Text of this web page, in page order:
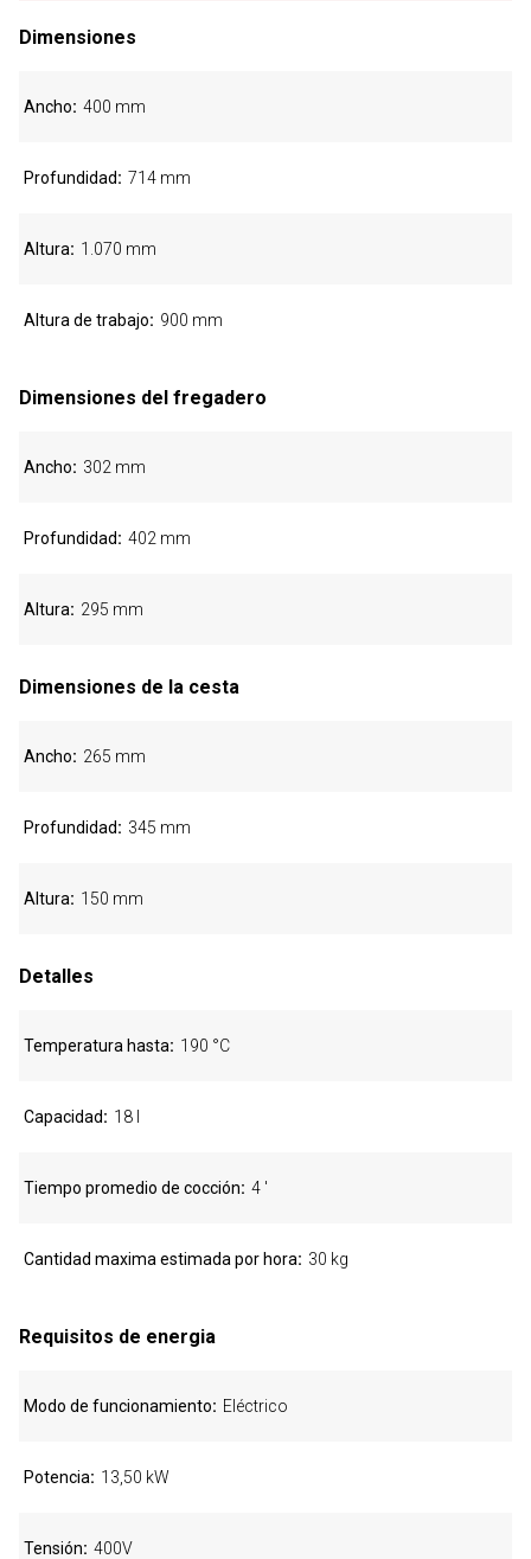
Dimensiones
Ancho 400 mm
Profundidad 714 mm
Altura 1.070 mm
Altura de trabajo 900 mm
Dimensiones del fregadero
Ancho 302 mm
Profundidad 402 mm
Altura 295 mm
Dimensiones de la cesta
Ancho 265 mm
Profundidad 345 mm
Altura 150 mm
Detalles
Temperatura hasta 190 °C
Capacidad 18 l
Tiempo promedio de cocción 4 '
Cantidad maxima estimada por hora 30 kg
Requisitos de energia
Modo de funcionamiento Eléctrico
Potencia 13,50 kW
Tensión 400V